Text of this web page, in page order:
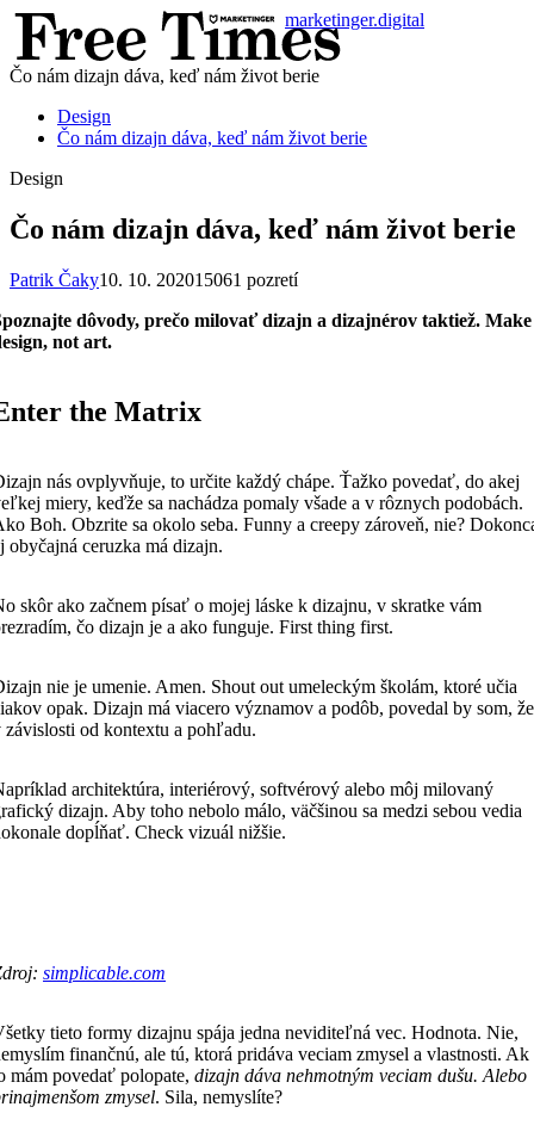
marketinger.digital
Čo nám dizajn dáva, keď nám život berie
Design
Čo nám dizajn dáva, keď nám život berie
Design
Čo nám dizajn dáva, keď nám život berie
Patrik Čaky10. 10. 202015061 pozretí
dôvody, prečo milovať dizajn a dizajnérov taktiež. Make
not art.
the Matrix
nás ovplyvňuje, to určite každý chápe. Ťažko povedať, do akej
miery, keďže sa nachádza pomaly všade a v rôznych podobách.
Boh. Obzrite sa okolo seba. Funny a creepy zároveň, nie?
obyčajná ceruzka má dizajn.
skôr ako začnem písať o mojej láske k dizajnu, v skratke vám
čo dizajn je a ako funguje. First thing first.
nie je umenie. Amen. Shout out umeleckým školám, ktoré učia
opak. Dizajn má viacero významov a podôb, povedal by som, že
závislosti od kontextu a pohľadu.
architektúra, interiérový, softvérový alebo môj milovaný
dizajn. Aby toho nebolo málo, väčšinou sa medzi sebou vedia
dopĺňať. Check vizuál nižšie.
simplicable.com
tieto formy dizajnu spája jedna neviditeľná vec. Hodnota. Nie,
finančnú, ale tú, ktorá pridáva veciam zmysel a vlastnosti. Ak
mám povedať polopate, dizajn dáva nehmotným veciam dušu. Alebo
zmysel. Sila, nemyslíte?